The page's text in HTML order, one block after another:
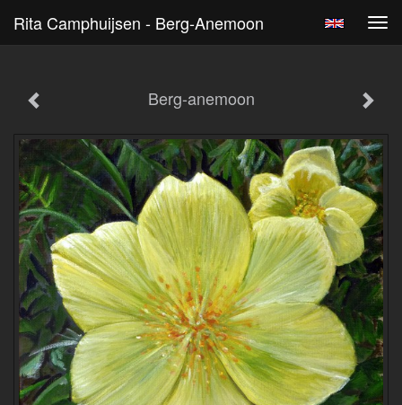
Rita Camphuijsen - Berg-Anemoon
Berg-anemoon